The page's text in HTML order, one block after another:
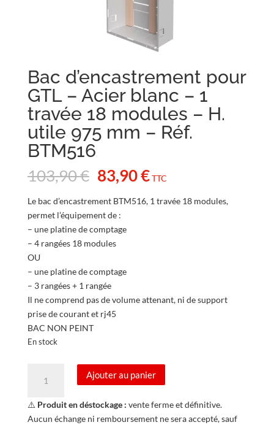
Bac d’encastrement pour
GTL – Acier blanc – 1
travée 18 modules – H.
utile 975 mm – Réf.
BTM516
103,90€ Le
prix
initial
était :
103,90 €.
83,90€Le
actuel
TTC
Le bac d’encastrement BTM516, 1 travée 18 modules,
permet l’équipement de :
– une platine de comptage
– 4 rangées 18 modules
OU
– une platine de comptage
– 3 rangées + 1 rangée
Il ne comprend pas de volume attenant, ni de support
prise de courant et rj45
BAC NON PEINT
En stock
Ajouter au panier
⚠️ Produit en déstockage : vente ferme et définitive.
Aucun échange ni remboursement ne sera accepté, sauf